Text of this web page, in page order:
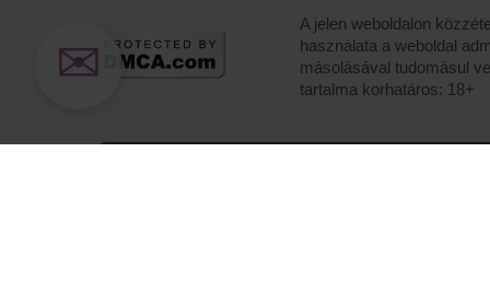
✉
A jelen weboldalon
használata a weboldal
másolásával tudomásul
tartalma korhatáros: 18+